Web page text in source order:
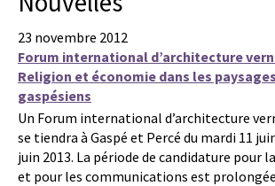
23 novembre 2012
Forum international d’architecture
Religion et économie dans les
gaspésiens
Un Forum international d’architecture
se tiendra à Gaspé et Percé du mardi 11
juin 2013. La période de candidature pour
et pour les communications est